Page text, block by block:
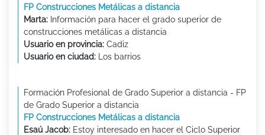
FP Construcciones Metálicas a distancia
Marta: Información para hacer el grado superior de
construcciones metálicas a distancia
Usuario en provincia: Cadiz
Usuario en ciudad: Los barrios
Formación Profesional de Grado Superior a distancia - FP
de Grado Superior a distancia
FP Construcciones Metálicas a distancia
Esaú Jacob: Estoy interesado en hacer el Ciclo Superior